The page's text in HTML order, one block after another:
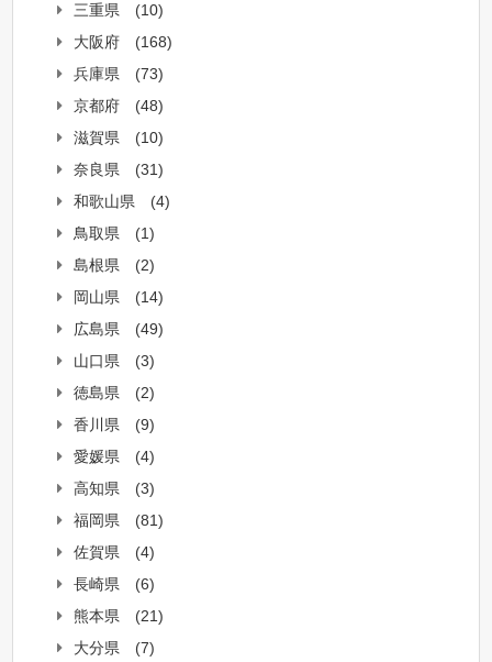
三重県
(10)
大阪府
(168)
兵庫県
(73)
京都府
(48)
滋賀県
(10)
奈良県
(31)
和歌山県
(4)
鳥取県
(1)
島根県
(2)
岡山県
(14)
広島県
(49)
山口県
(3)
徳島県
(2)
香川県
(9)
愛媛県
(4)
高知県
(3)
福岡県
(81)
佐賀県
(4)
長崎県
(6)
熊本県
(21)
大分県
(7)